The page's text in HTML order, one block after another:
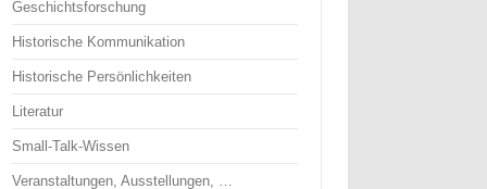
Geschichtsforschung
Historische Kommunikation
Historische Persönlichkeiten
Literatur
Small-Talk-Wissen
Veranstaltungen, Ausstellungen, …